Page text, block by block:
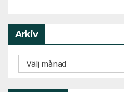
Arkiv
Arkiv